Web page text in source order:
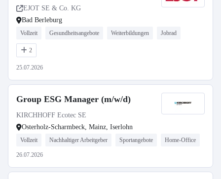
EJOT SE & Co. KG
Bad Berleburg
Vollzeit Gesundheitsangebote Weiterbildungen Jobrad
2
25.07.2026
Group ESG Manager (m/w/d)
KIRCHHOFF Ecotec SE
Osterholz-Scharmbeck, Mainz, Iserlohn
Vollzeit Nachhaltiger Arbeitgeber Sportangebote Home-Office
26.07.2026